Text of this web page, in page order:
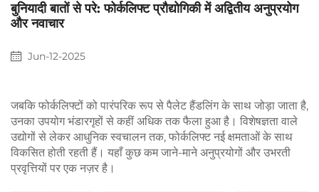
बुनियादी बातों से परे: फोर्कलिफ्ट प्रौद्योगिकी में अद्वितीय अनुप्रयोग
और नवाचार
Jun-12-2025
जबकि फोर्कलिफ्टों को पारंपरिक रूप से पैलेट हैंडलिंग के साथ जोड़ा जाता है,
उनका उपयोग भंडारगृहों से कहीं अधिक तक फैला हुआ है। विशेषज्ञता वाले
उद्योगों से लेकर आधुनिक स्वचालन तक, फोर्कलिफ्ट नई क्षमताओं के साथ
विकसित होती रहती हैं। यहाँ कुछ कम जाने-माने अनुप्रयोगों और उभरती
प्रवृत्तियों पर एक नज़र है।